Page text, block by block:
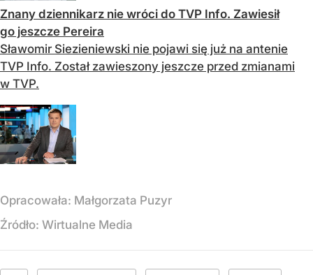
Znany dziennikarz nie wróci do TVP Info. Zawiesił
go jeszcze Pereira
Sławomir Siezieniewski nie pojawi się już na antenie
TVP Info. Został zawieszony jeszcze przed zmianami
w TVP.
Opracowała: Małgorzata Puzyr
Źródło: Wirtualne Media